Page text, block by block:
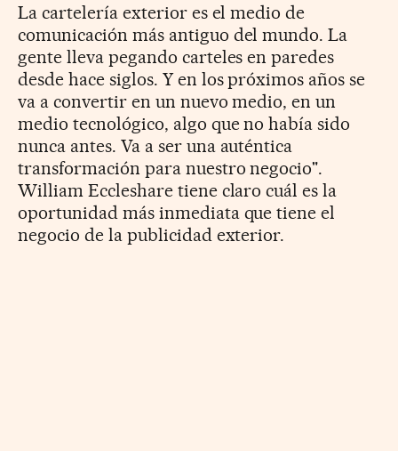
La cartelería exterior es el medio de
comunicación más antiguo del mundo. La
gente lleva pegando carteles en paredes
desde hace siglos. Y en los próximos años se
va a convertir en un nuevo medio, en un
medio tecnológico, algo que no había sido
nunca antes. Va a ser una auténtica
transformación para nuestro negocio".
William Eccleshare tiene claro cuál es la
oportunidad más inmediata que tiene el
negocio de la publicidad exterior.